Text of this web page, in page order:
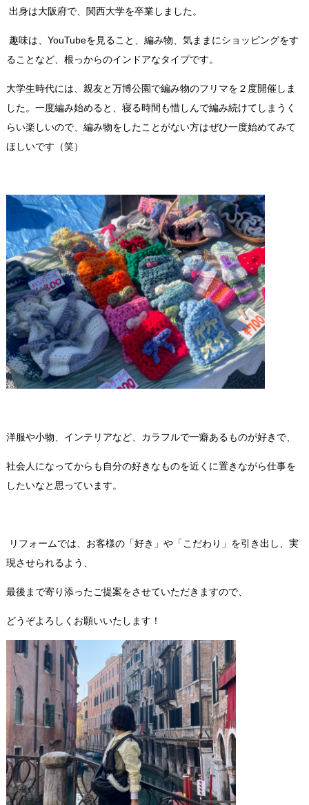
出身は大阪府で、関西大学を卒業しました。
趣味は、YouTubeを見ること、編み物、気ままにショッピングをす
ることなど、根っからのインドアなタイプです。
大学生時代には、親友と万博公園で編み物のフリマを２度開催しま
した。一度編み始めると、寝る時間も惜しんで編み続けてしまうく
らい楽しいので、編み物をしたことがない方はぜひ一度始めてみて
ほしいです（笑）
洋服や小物、インテリアなど、カラフルで一癖あるものが好きで、
社会人になってからも自分の好きなものを近くに置きながら仕事を
したいなと思っています。
リフォームでは、お客様の「好き」や「こだわり」を引き出し、実
現させられるよう、
最後まで寄り添ったご提案をさせていただきますので、
どうぞよろしくお願いいたします！